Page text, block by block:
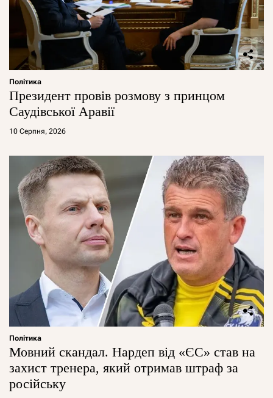
Політика
Президент провів розмову з принцом
Саудівської Аравії
10 Серпня, 2026
Політика
Мовний скандал. Нардеп від «ЄС» став на
захист тренера, який отримав штраф за
російську